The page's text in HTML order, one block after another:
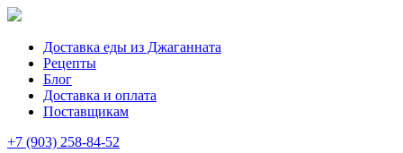
Доставка еды из Джаганната
Рецепты
Блог
Доставка и оплата
Поставщикам
+7 (903) 258-84-52